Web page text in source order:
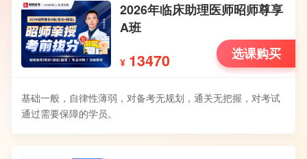
2026年临床助理医师昭师尊享
A班
¥ 13470 选课购买
基础一般，自律性薄弱，对备考无规划，通关无把握，对考试
通过需要保障的学员。